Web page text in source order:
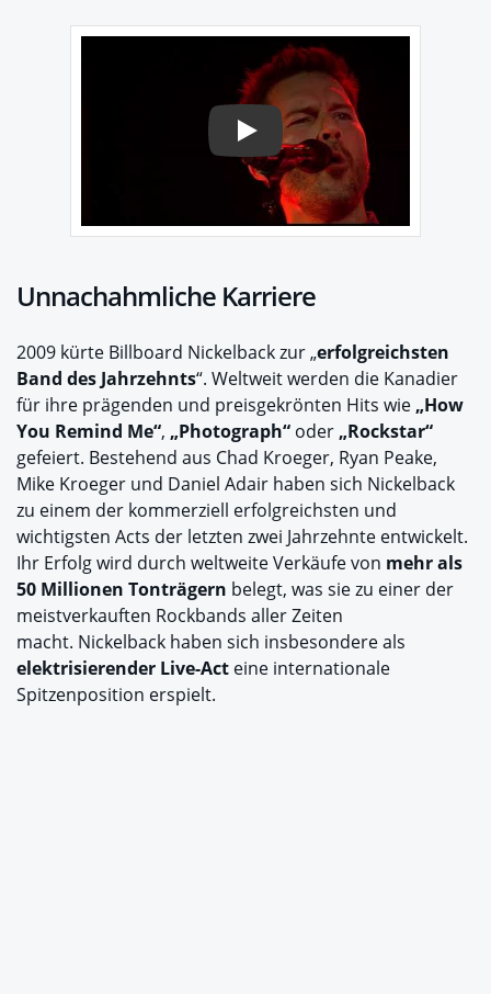
Play
Unnachahmliche Karriere
2009 kürte Billboard Nickelback zur „erfolgreichsten
Band des Jahrzehnts“. Weltweit werden die Kanadier
für ihre prägenden und preisgekrönten Hits wie „How
You Remind Me“, „Photograph“ oder „Rockstar“
gefeiert. Bestehend aus Chad Kroeger, Ryan Peake,
Mike Kroeger und Daniel Adair haben sich Nickelback
zu einem der kommerziell erfolgreichsten und
wichtigsten Acts der letzten zwei Jahrzehnte entwickelt.
Ihr Erfolg wird durch weltweite Verkäufe von mehr als
50 Millionen Tonträgern belegt, was sie zu einer der
meistverkauften Rockbands aller Zeiten
macht. Nickelback haben sich insbesondere als
elektrisierender Live-Act eine internationale
Spitzenposition erspielt.